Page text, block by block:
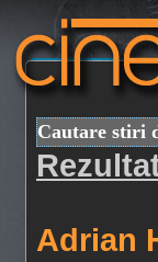
Cautare stiri
Adrian